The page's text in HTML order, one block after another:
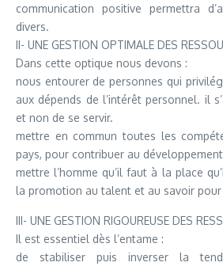
communication positive permettra
divers.
II- UNE GESTION OPTIMALE DES
Dans cette optique nous devons :
nous entourer de personnes qui
aux dépends de l’intérêt personnel. il
et non de se servir.
mettre en commun toutes les
pays, pour contribuer au
mettre l’homme qu’il faut à la place
la promotion au talent et au savoir
III- UNE GESTION RIGOUREUSE DES
Il est essentiel dès l’entame :
de stabiliser puis inverser la